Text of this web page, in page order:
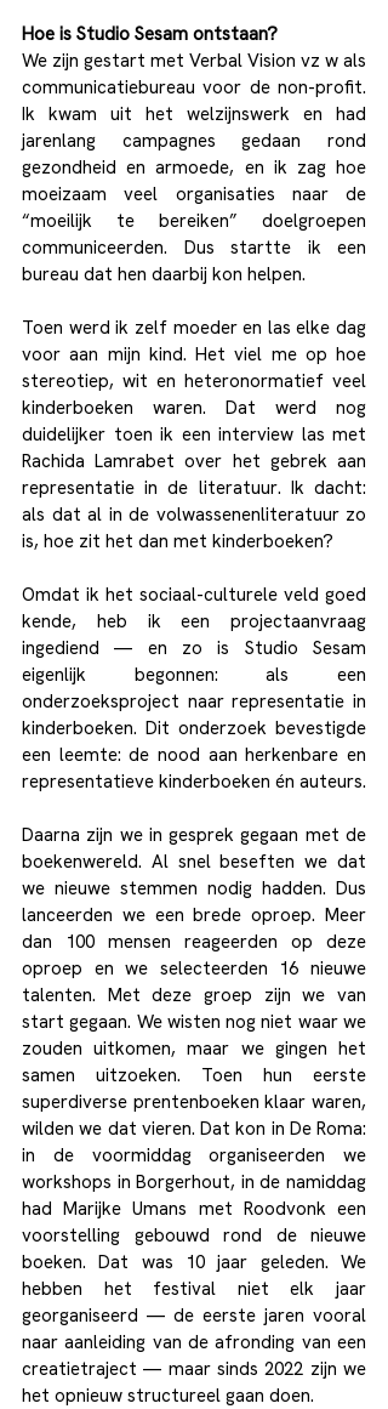
Hoe is Studio Sesam ontstaan?
We zijn gestart met Verbal Vision vz w als
communicatiebureau voor de non-profit.
Ik kwam uit het welzijnswerk en had
jarenlang campagnes gedaan rond
gezondheid en armoede, en ik zag hoe
moeizaam veel organisaties naar de
“moeilijk te bereiken” doelgroepen
communiceerden. Dus startte ik een
bureau dat hen daarbij kon helpen.
Toen werd ik zelf moeder en las elke dag
voor aan mijn kind. Het viel me op hoe
stereotiep, wit en heteronormatief veel
kinderboeken waren. Dat werd nog
duidelijker toen ik een interview las met
Rachida Lamrabet over het gebrek aan
representatie in de literatuur. Ik dacht:
als dat al in de volwassenenliteratuur zo
is, hoe zit het dan met kinderboeken?
Omdat ik het sociaal-culturele veld goed
kende, heb ik een projectaanvraag
ingediend — en zo is Studio Sesam
eigenlijk begonnen: als een
onderzoeksproject naar representatie in
kinderboeken. Dit onderzoek bevestigde
een leemte: de nood aan herkenbare en
representatieve kinderboeken én auteurs.
Daarna zijn we in gesprek gegaan met de
boekenwereld. Al snel beseften we dat
we nieuwe stemmen nodig hadden. Dus
lanceerden we een brede oproep. Meer
dan 100 mensen reageerden op deze
oproep en we selecteerden 16 nieuwe
talenten. Met deze groep zijn we van
start gegaan. We wisten nog niet waar we
zouden uitkomen, maar we gingen het
samen uitzoeken. Toen hun eerste
superdiverse prentenboeken klaar waren,
wilden we dat vieren. Dat kon in De Roma:
in de voormiddag organiseerden we
workshops in Borgerhout, in de namiddag
had Marijke Umans met Roodvonk een
voorstelling gebouwd rond de nieuwe
boeken. Dat was 10 jaar geleden. We
hebben het festival niet elk jaar
georganiseerd — de eerste jaren vooral
naar aanleiding van de afronding van een
creatietraject — maar sinds 2022 zijn we
het opnieuw structureel gaan doen.